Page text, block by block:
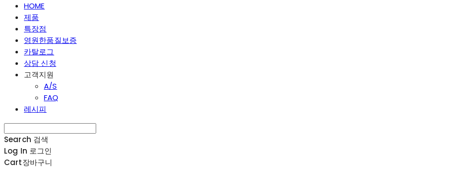
HOME
제품
특장점
영원한품질보증
카탈로그
상담 신청
고객지원
A/S
FAQ
레시피
Search 검색
Log In 로그인
Cart장바구니